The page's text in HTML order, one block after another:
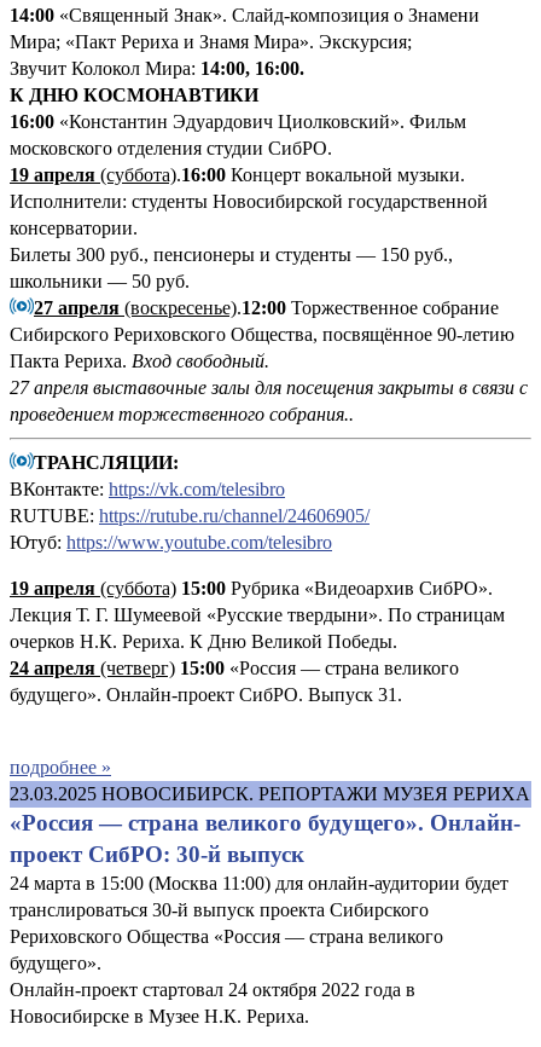
14:00 «Священный Знак». Слайд-композиция о Знамени
Мира; «Пакт Рериха и Знамя Мира». Экскурсия;
Звучит Колокол Мира: 14:00, 16:00.
К ДНЮ КОСМОНАВТИКИ
16:00 «Константин Эдуардович Циолковский». Фильм
московского отделения студии СибРО.
19 апреля (суббота).16:00 Концерт вокальной музыки.
Исполнители: студенты Новосибирской государственной
консерватории.
Билеты 300 руб., пенсионеры и студенты — 150 руб.,
школьники — 50 руб.
27 апреля (воскресенье).12:00 Торжественное собрание
Сибирского Рериховского Общества, посвящённое 90-летию
Пакта Рериха. Вход свободный.
27 апреля выставочные залы для посещения закрыты в связи с
проведением торжественного собрания..
ТРАНСЛЯЦИИ:
ВКонтакте: https://vk.com/telesibro
RUTUBE: https://rutube.ru/channel/24606905/
Ютуб: https://www.youtube.com/telesibro
19 апреля (суббота) 15:00 Рубрика «Видеоархив СибРО».
Лекция Т. Г. Шумеевой «Русские твердыни». По страницам
очерков Н.К. Рериха. К Дню Великой Победы.
24 апреля (четверг) 15:00 «Россия — страна великого
будущего». Онлайн-проект СибРО. Выпуск 31.
подробнее »
23.03.2025 НОВОСИБИРСК. РЕПОРТАЖИ МУЗЕЯ РЕРИХА
«Россия — страна великого будущего». Онлайн-
проект СибРО: 30-й выпуск
24 марта в 15:00 (Москва 11:00) для онлайн-аудитории будет
транслироваться 30-й выпуск проекта Сибирского
Рериховского Общества «Россия — страна великого
будущего».
Онлайн-проект стартовал 24 октября 2022 года в
Новосибирске в Музее Н.К. Рериха.